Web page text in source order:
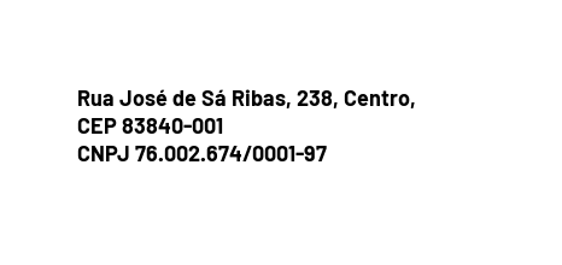
Rua José de Sá Ribas, 238, Centro,
CEP 83840-001
CNPJ 76.002.674/0001-97